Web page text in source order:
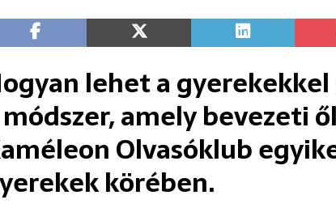
lehet a
amely bevezeti
Olvasóklub
körében.